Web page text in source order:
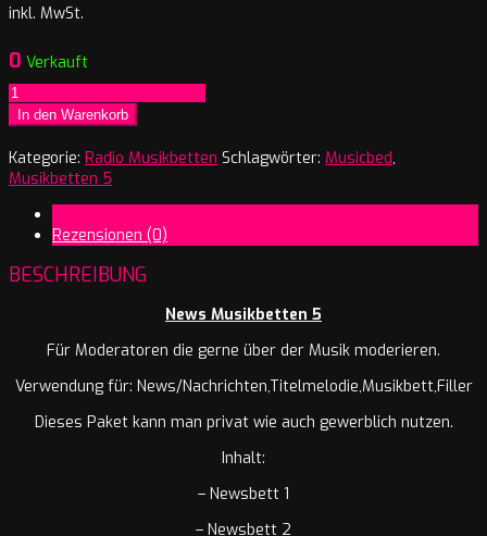
inkl. MwSt.
0 Verkauft
News
Musikbetten
Volume
5
Menge
In den Warenkorb
Kategorie: Radio Musikbetten Schlagwörter: Musicbed,
Musikbetten 5
Rezensionen (0)
BESCHREIBUNG
News Musikbetten 5
Für Moderatoren die gerne über der Musik moderieren.
Verwendung für: News/Nachrichten,Titelmelodie,Musikbett,Filler
Dieses Paket kann man privat wie auch gewerblich nutzen.
Inhalt:
– Newsbett 1
– Newsbett 2